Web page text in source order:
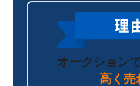
オークション
高く売